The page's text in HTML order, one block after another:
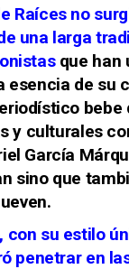
Raíces no
una larga
que han
esencia de su
bebe
y culturales
García
sino que
con su estilo
penetrar en